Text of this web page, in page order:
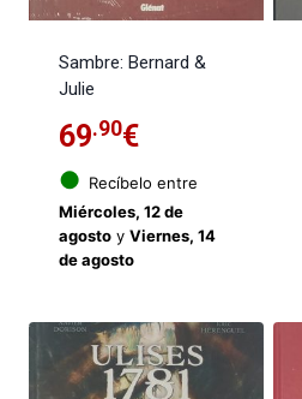
Sambre: Bernard &
Julie
69.90€
● Recíbelo entre
Miércoles, 12 de
agostoy Viernes, 14
de agosto